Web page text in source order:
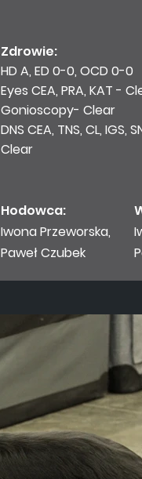
Zdrowie:
HD A, ED 0-0, OCD 0-0
Eyes CEA, PRA, KAT -
Gonioscopy- Clear
DNS CEA, TNS, CL, IGS,
Clear
Hodowca:
Iwona Przeworska,
Paweł Czubek